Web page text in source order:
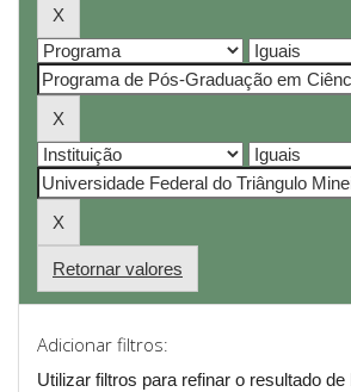
Retornar valores
Adicionar filtros:
Utilizar filtros para refinar o resultado de